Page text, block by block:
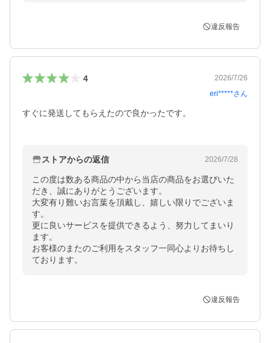
違反報告
4
2026/7/26
eri*****さん
すぐに発送してもらえたので良かったです。
ストアからの返信 2026/7/28
この度は数ある商品の中から当店の商品をお選びいた
だき、誠にありがとうございます。
大変有り難いお言葉を頂戴し、嬉しい限りでございま
す。
更に良いサービスを提供できるよう、努力してまいり
ます。
お客様のまたのご利用をスタッフ一同心よりお待ちし
ております。
違反報告